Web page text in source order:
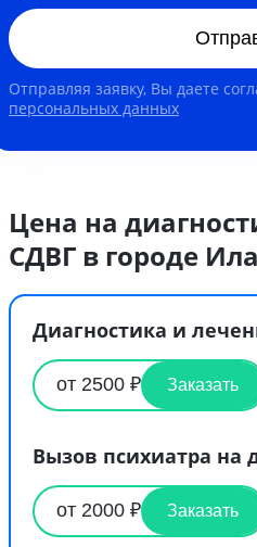
Отправляя заявку, Вы даете
персональных данных
Цена на
СДВГ в городе
Диагностика и
от 2500 ₽ Заказать
Вызов психиатра на
от 2000 ₽ Заказать